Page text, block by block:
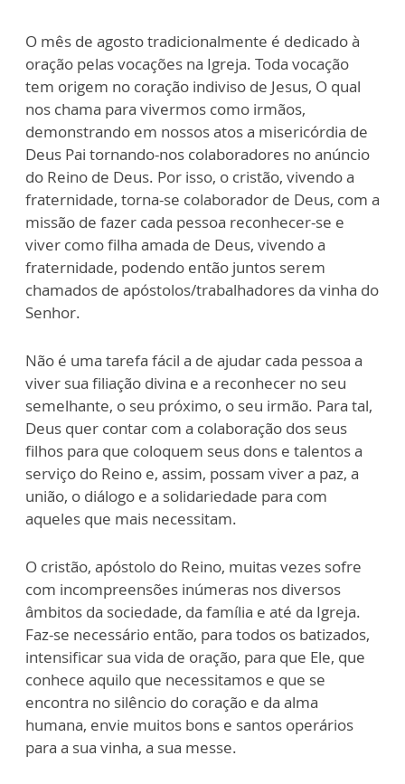
O mês de agosto tradicionalmente é dedicado à
oração pelas vocações na Igreja. Toda vocação
tem origem no coração indiviso de Jesus, O qual
nos chama para vivermos como irmãos,
demonstrando em nossos atos a misericórdia de
Deus Pai tornando-nos colaboradores no anúncio
do Reino de Deus. Por isso, o cristão, vivendo a
fraternidade, torna-se colaborador de Deus, com a
missão de fazer cada pessoa reconhecer-se e
viver como filha amada de Deus, vivendo a
fraternidade, podendo então juntos serem
chamados de apóstolos/trabalhadores da vinha do
Senhor.
Não é uma tarefa fácil a de ajudar cada pessoa a
viver sua filiação divina e a reconhecer no seu
semelhante, o seu próximo, o seu irmão. Para tal,
Deus quer contar com a colaboração dos seus
filhos para que coloquem seus dons e talentos a
serviço do Reino e, assim, possam viver a paz, a
união, o diálogo e a solidariedade para com
aqueles que mais necessitam.
O cristão, apóstolo do Reino, muitas vezes sofre
com incompreensões inúmeras nos diversos
âmbitos da sociedade, da família e até da Igreja.
Faz-se necessário então, para todos os batizados,
intensificar sua vida de oração, para que Ele, que
conhece aquilo que necessitamos e que se
encontra no silêncio do coração e da alma
humana, envie muitos bons e santos operários
para a sua vinha, a sua messe.